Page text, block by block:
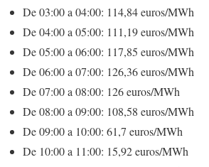
De 03:00 a 04:00: 114,84 euros/MWh
De 04:00 a 05:00: 111,19 euros/MWh
De 05:00 a 06:00: 117,85 euros/MWh
De 06:00 a 07:00: 126,36 euros/MWh
De 07:00 a 08:00: 126 euros/MWh
De 08:00 a 09:00: 108,58 euros/MWh
De 09:00 a 10:00: 61,7 euros/MWh
De 10:00 a 11:00: 15,92 euros/MWh